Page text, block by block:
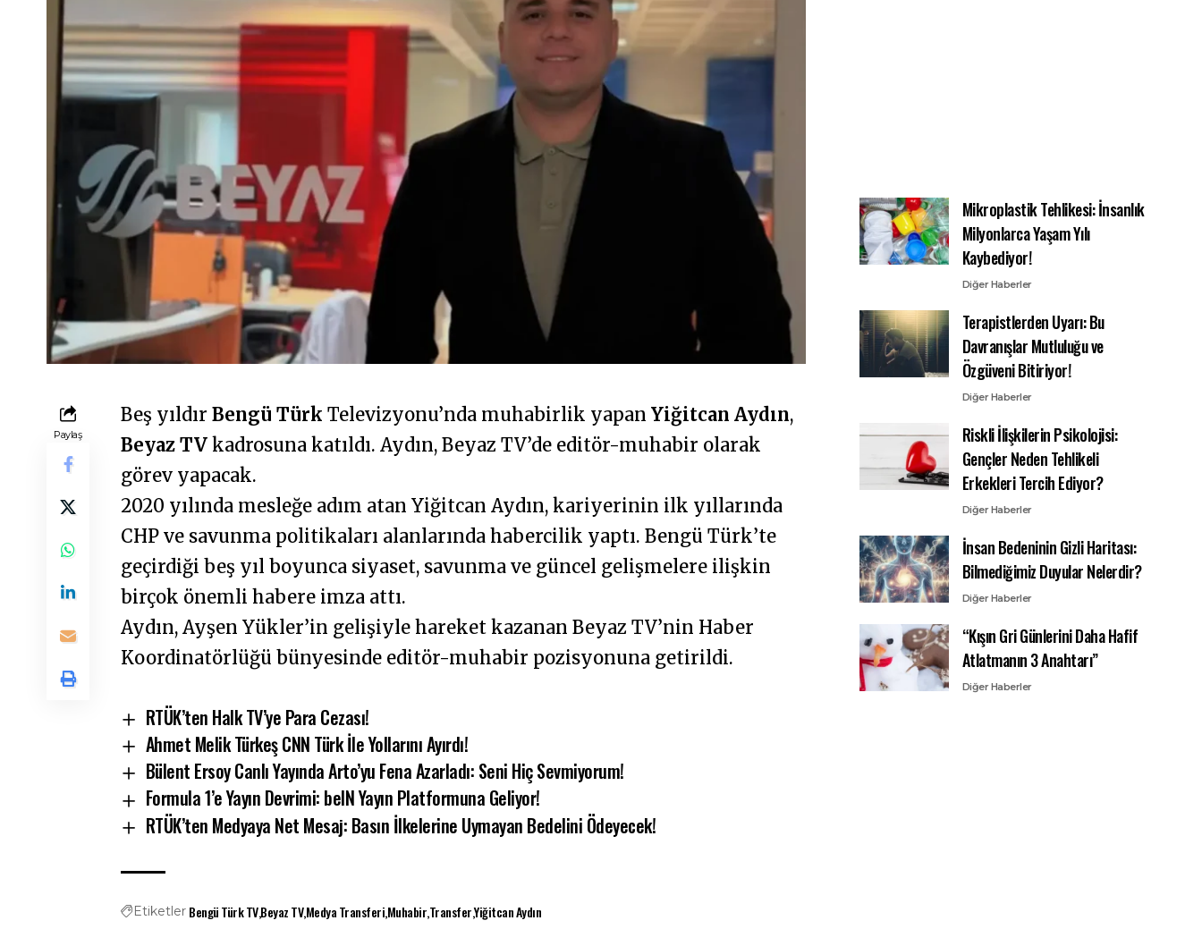
Paylaş
Beş yıldırBengü Türk Televizyonu’nda muhabirlik yapanYiğitcan Aydın,
Beyaz TV kadrosuna katıldı. Aydın, Beyaz TV’de editör-muhabir olarak
görev yapacak.
2020 yılında mesleğe adım atan Yiğitcan Aydın, kariyerinin ilk yıllarında
CHP ve savunma politikaları alanlarında habercilik yaptı. Bengü Türk’te
geçirdiği beş yıl boyunca siyaset, savunma ve güncel gelişmelere ilişkin
birçok önemli habere imza attı.
Aydın, Ayşen Yükler’in gelişiyle hareket kazanan Beyaz TV’nin Haber
Koordinatörlüğü bünyesinde editör-muhabir pozisyonuna getirildi.
RTÜK’ten Halk TV’ye Para Cezası!
Ahmet Melik Türkeş CNN Türk İle Yollarını Ayırdı!
Bülent Ersoy Canlı Yayında Arto’yu Fena Azarladı: Seni Hiç Sevmiyorum!
Formula 1’e Yayın Devrimi: beIN Yayın Platformuna Geliyor!
RTÜK’ten Medyaya Net Mesaj: Basın İlkelerine Uymayan Bedelini Ödeyecek!
Etiketler Bengü Türk TVBeyaz TVMedya TransferiMuhabirTransferYiğitcan Aydın
Mikroplastik Tehlikesi: İnsanlık
Milyonlarca Yaşam Yılı
Kaybediyor!
Diğer Haberler
Terapistlerden Uyarı: Bu
Davranışlar Mutluluğu ve
Özgüveni Bitiriyor!
Diğer Haberler
Riskli İlişkilerin Psikolojisi:
Gençler Neden Tehlikeli
Erkekleri Tercih Ediyor?
Diğer Haberler
İnsan Bedeninin Gizli Haritası:
Bilmediğimiz Duyular Nelerdir?
Diğer Haberler
“Kışın Gri Günlerini Daha Hafif
Atlatmanın 3 Anahtarı”
Diğer Haberler